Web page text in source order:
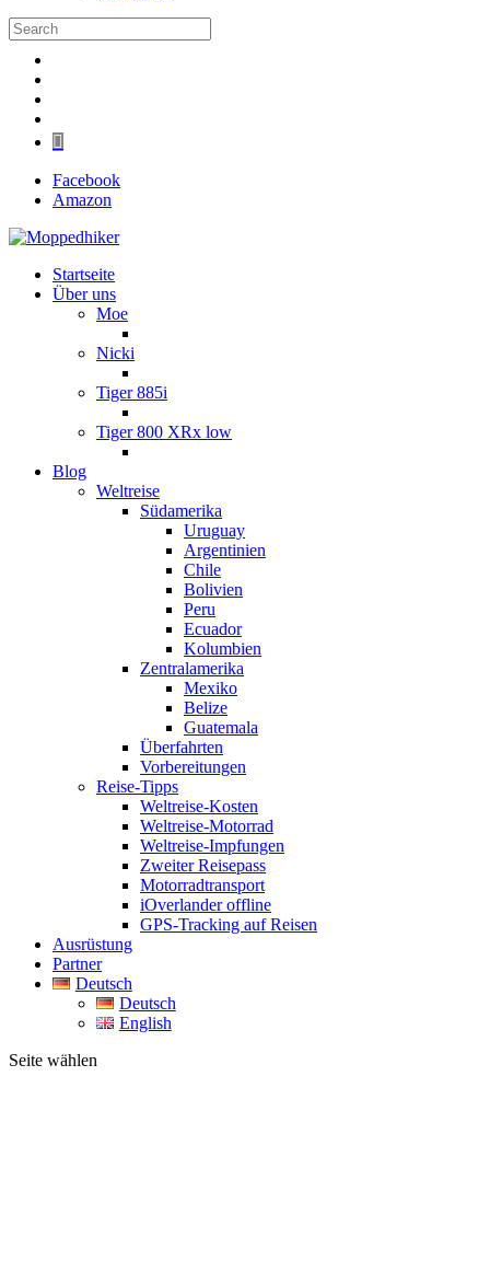
Facebook
Amazon
Startseite
Über uns
Moe
Nicki
Tiger 885i
Tiger 800 XRx low
Blog
Weltreise
Südamerika
Uruguay
Argentinien
Chile
Bolivien
Peru
Ecuador
Kolumbien
Zentralamerika
Mexiko
Belize
Guatemala
Überfahrten
Vorbereitungen
Reise-Tipps
Weltreise-Kosten
Weltreise-Motorrad
Weltreise-Impfungen
Zweiter Reisepass
Motorradtransport
iOverlander offline
GPS-Tracking auf Reisen
Ausrüstung
Partner
Deutsch
Deutsch
English
Seite wählen